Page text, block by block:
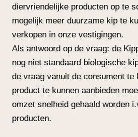
diervriendelijke producten op te
mogelijk meer duurzame kip te
verkopen in onze vestigingen.
Als antwoord op de vraag: de
nog niet standaard biologische
de vraag vanuit de consument te
product te kunnen aanbieden
omzet snelheid gehaald worden
producten.